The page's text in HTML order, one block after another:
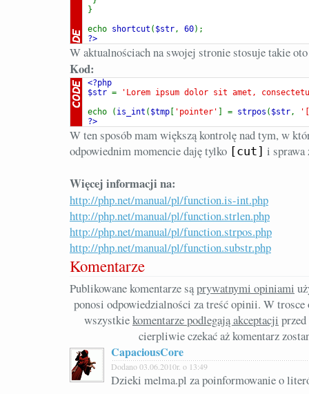
}
echo shortcut ( $str, 60
?>
W aktualnościach na swojej stronie stosuje takie
Kod:
<?php
$str =
'Lorem ipsum dolor sit amet,
echo ( is_int ( $tmp 'pointer' ] = strpos ( $str,
?>
W ten sposób mam większą kontrolę nad tym, w
odpowiednim momencie daję tylko [cut] i sprawa
Więcej informacji na:
http://php.net/manual/pl/function.is-int.php
http://php.net/manual/pl/function.strlen.php
http://php.net/manual/pl/function.strpos.php
http://php.net/manual/pl/function.substr.php
Komentarze
Publikowane komentarze sąprywatnymi opiniami
ponosi odpowiedzialności za treść opinii. W
wszystkiekomentarze podlegają akceptacji
cierpliwie czekać aż komentarz
CapaciousCore
Dodano 03.06.2010r. o 13:49
Dzieki melma.pl za poinformowanie o